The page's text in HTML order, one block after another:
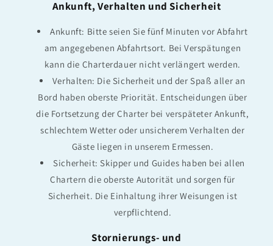
Ankunft, Verhalten und Sicherheit
Ankunft: Bitte seien Sie fünf Minuten vor Abfahrt
am angegebenen Abfahrtsort. Bei Verspätungen
kann die Charterdauer nicht verlängert werden.
Verhalten: Die Sicherheit und der Spaß aller an
Bord haben oberste Priorität. Entscheidungen über
die Fortsetzung der Charter bei verspäteter Ankunft,
schlechtem Wetter oder unsicherem Verhalten der
Gäste liegen in unserem Ermessen.
Sicherheit: Skipper und Guides haben bei allen
Chartern die oberste Autorität und sorgen für
Sicherheit. Die Einhaltung ihrer Weisungen ist
verpflichtend.
Stornierungs- und